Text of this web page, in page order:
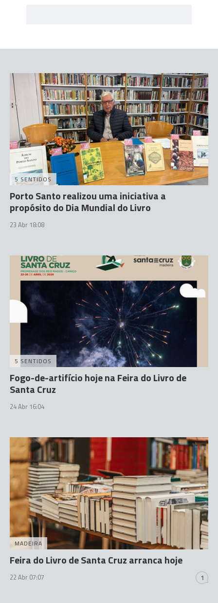
5 SENTIDOS
Porto Santo realizou uma iniciativa a
propósito do Dia Mundial do Livro
23 Abr 18:08
5 SENTIDOS
Fogo-de-artifício hoje na Feira do Livro de
Santa Cruz
24 Abr 16:04
MADEIRA
Feira do Livro de Santa Cruz arranca hoje
22 Abr 07:07 1